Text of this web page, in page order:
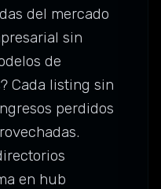
del mercado
sin
de
Cada listing sin
perdidos
en hub